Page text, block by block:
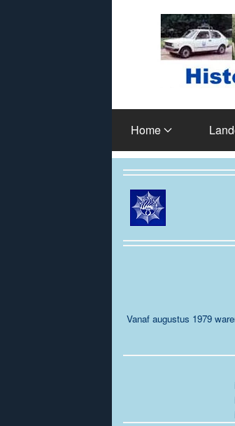
Home
Vanaf augustus 1979